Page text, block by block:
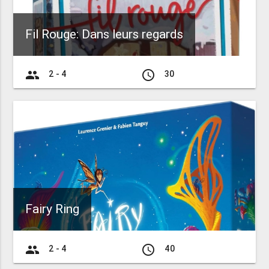
Fil Rouge: Dans leurs regards
group 2 - 4 access_time 30
Fairy Ring
group 2 - 4 access_time 40